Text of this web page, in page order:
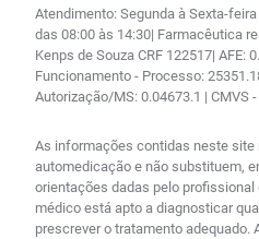
Atendimento: Segunda à Sexta-
das 08:00 às 14:30| Farmacêutica
Kenps de Souza CRF 122517| AFE:
Funcionamento - Processo:
Autorização/MS: 0.04673.1 | CMVS
As informações contidas neste site
automedicação e não substituem,
orientações dadas pelo profissional
médico está apto a diagnosticar
prescrever o tratamento